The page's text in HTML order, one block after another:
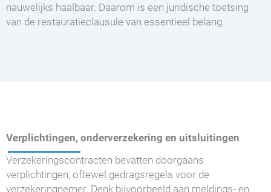
nauwelijks haalbaar. Daarom is een juridische toetsing
van de restauratieclausule van essentieel belang.
Verplichtingen, onderverzekering en uitsluitingen
Verzekeringscontracten bevatten doorgaans
verplichtingen, oftewel gedragsregels voor de
verzekeringnemer. Denk bijvoorbeeld aan meldings- en